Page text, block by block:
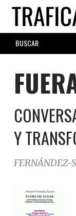
Skip
main
content
SEARCH
FORM
CONVERSACIONES ENTRE CRISIS
Y
FERNÁNDEZ-